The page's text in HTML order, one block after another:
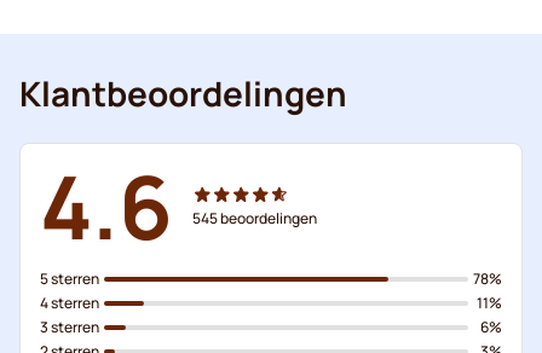
Klantbeoordelingen
4.6 545beoordelingen
5 sterren
4 sterren
3 sterren
78%
11%
6%